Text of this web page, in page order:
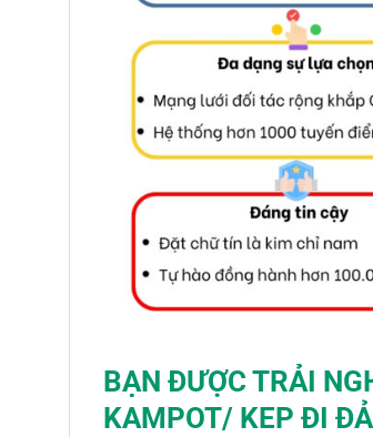
BẠN ĐƯỢC TRẢI
KAMPOT/ KEP ĐI